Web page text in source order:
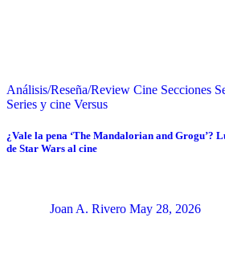
Análisis/Reseña/Review Cine Secciones
Series y cine Versus
¿Vale la pena ‘The Mandalorian and Grogu’?
de Star Wars al cine
Joan A. Rivero May 28, 2026